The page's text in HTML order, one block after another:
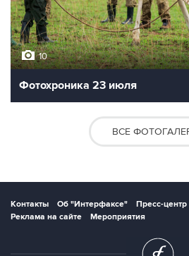
10
Фотохроника 23 июля
ВСЕ
Контакты Об "Интерфаксе" Пресс-центр
Реклама на сайте
Мероприятия